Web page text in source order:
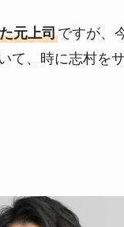
元上司ですが、
て、時に志村を